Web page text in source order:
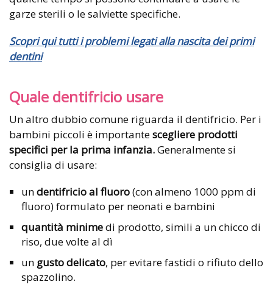
garze sterili o le salviette specifiche.
Scopri qui tutti i problemi legati alla nascita dei primi
dentini
Quale dentifricio usare
Un altro dubbio comune riguarda il dentifricio. Per i
bambini piccoli è importantescegliere prodotti
specifici per la prima infanzia.Generalmente si
consiglia di usare:
undentifricio al fluoro(con almeno 1000 ppm di
fluoro) formulato per neonati e bambini
quantità minimedi prodotto, simili a un chicco di
riso, due volte al dì
un gusto delicato, per evitare fastidi o rifiuto dello
spazzolino.